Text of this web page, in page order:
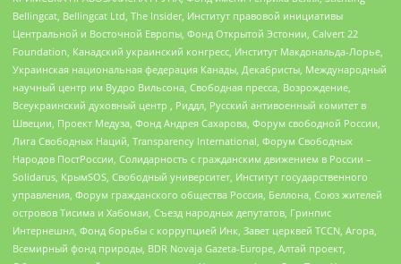
Bellingcat, Bellingcat Ltd, The Insider, Институт правовой инициативы
Центральной и Восточной Европы, Фонд Открытой Эстонии, Calvert 22
Foundation, Канадский украинский конгресс, Институт Макдональда-Лорье,
Украинская национальная федерация Канады, Декабристы, Международный
научный центр им Вудро Вильсона, Свободная пресса, Возрождение,
Всеукраинский духовный центр , Риддл, Русский антивоенный комитет в
Швеции, Проект Медуза, Фонд Андрея Сахарова, Форум свободной России,
Лига Свободных Наций, Transparеncy International, Форум Свободных
Народов ПостРоссии, Солидарность с гражданским движением в России –
Solidarus, КрымSOS, Свободный университет, Институт государственного
управления, Форум гражданского общества Россия, Беллона, Союз жителей
островов Тисима и Хабомаи, Съезд народных депутатов, Гринпис
Интернешнл, Фонд борьбы с коррупцией Инк, Завет церквей TCCN, Агора,
Всемирный фонд природы, BDR Novaja Gazeta-Europe, Алтай проект,